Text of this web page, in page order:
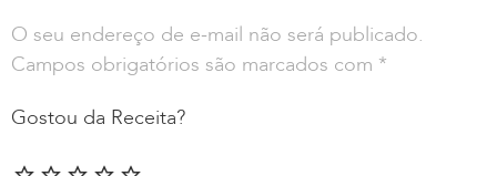
O seu endereço de e-mail não será publicado.
Campos obrigatórios são marcados com *
Gostou da Receita?